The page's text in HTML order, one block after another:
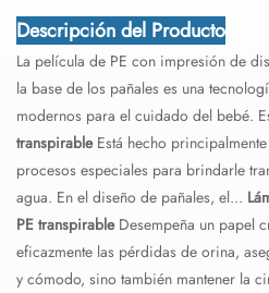
Descripción del Producto
La película de PE con impresión de
la base de los pañales es una
modernos para el cuidado del bebé.
transpirableEstá hecho
procesos especiales para brindarle
agua. En el diseño de pañales, el...
PE transpirableDesempeña un papel
eficazmente las pérdidas de orina,
y cómodo, sino también mantener la